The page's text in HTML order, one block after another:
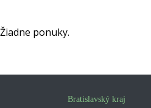
Žiadne ponuky.
Bratislavský kraj